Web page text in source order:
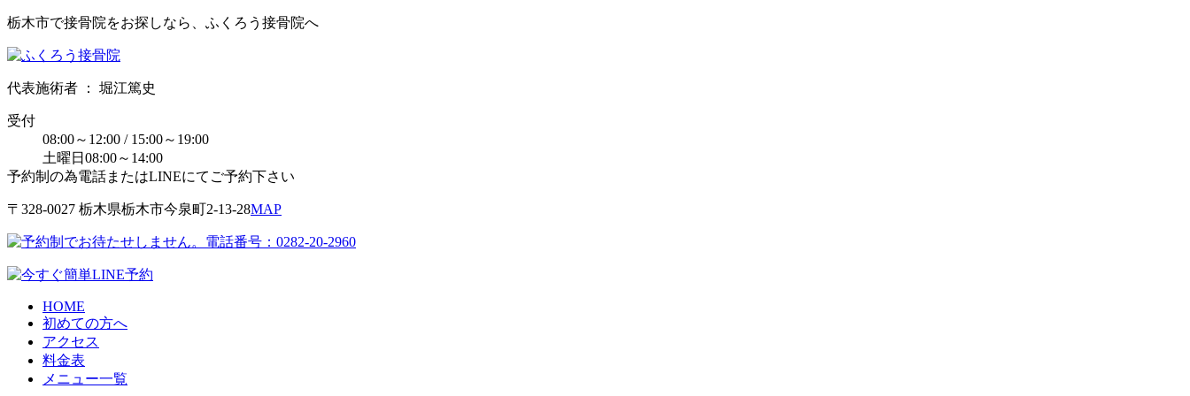
栃木市で接骨院をお探しなら、ふくろう接骨院へ
代表施術者 ： 堀江篤史
受付
08:00～12:00 / 15:00～19:00
土曜日08:00～14:00
予約制の為電話またはLINEにてご予約下さい
〒328-0027 栃⽊県栃⽊市今泉町2-13-28MAP
HOME
初めての方へ
アクセス
料金表
メニュー一覧